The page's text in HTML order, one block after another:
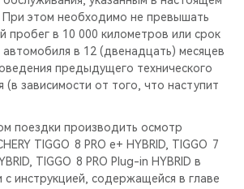
При этом необходимо не превышать
пробег в 10 000 километров или срок
автомобиля в 12 (двенадцать) месяцев
предыдущего технического
(в зависимости от того, что наступит
поездки производить осмотр
TIGGO 8 PRO е+ HYBRID, TIGGO 7
TIGGO 8 PRO Plug-in HYBRID в
с инструкцией, содержащейся в главе